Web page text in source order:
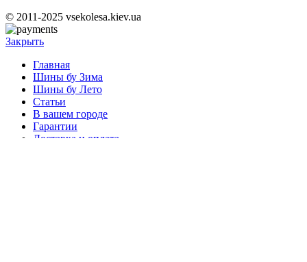
© 2011-2025 vsekolesa.kiev.ua
Закрыть
Главная
Шины бу Зима
Шины бу Лето
Статьи
В вашем городе
Гарантии
Доставка и оплата